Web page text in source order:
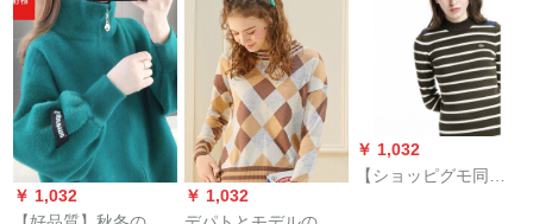
￥ 1,032
￥ 1,032
￥ 1,032
【ショッピグモ同